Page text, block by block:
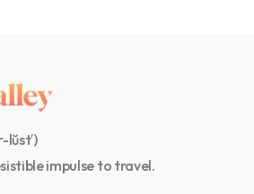
lŭst′)
impulse to travel.